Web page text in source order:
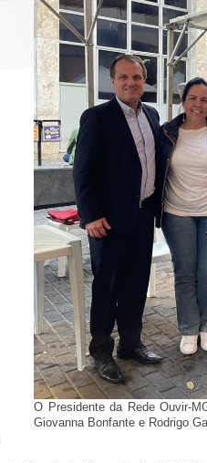
O Presidente da Rede Ouvir-
Giovanna Bonfante e Rodrigo